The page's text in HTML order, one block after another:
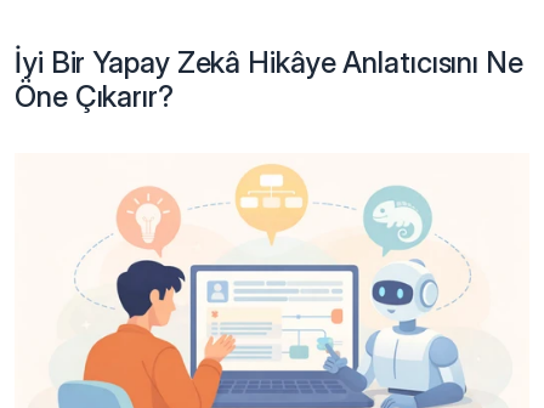
İyi Bir Yapay Zekâ Hikâye Anlatıcısını Ne
Öne Çıkarır?